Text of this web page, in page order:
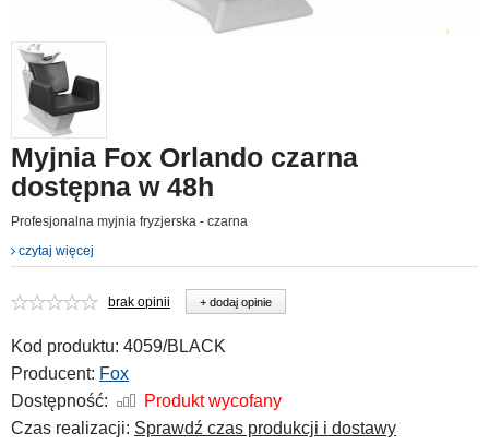
Myjnia Fox Orlando czarna
dostępna w 48h
Profesjonalna myjnia fryzjerska - czarna
czytaj więcej
brak opinii + dodaj opinie
Kod produktu: 4059/BLACK
Producent: Fox
Dostępność:
Produkt wycofany
Czas realizacji: Sprawdź czas produkcji i dostawy